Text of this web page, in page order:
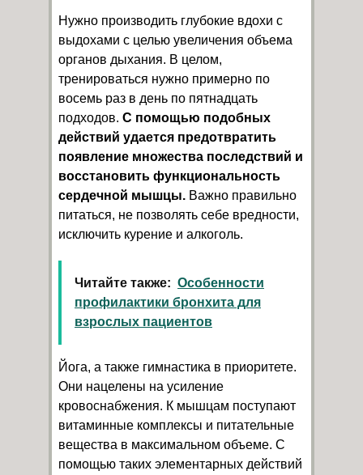
Нужно производить глубокие вдохи с
выдохами с целью увеличения объема
органов дыхания. В целом,
тренироваться нужно примерно по
восемь раз в день по пятнадцать
подходов. С помощью подобных
действий удается предотвратить
появление множества последствий и
восстановить функциональность
сердечной мышцы. Важно правильно
питаться, не позволять себе вредности,
исключить курение и алкоголь.
Читайте также: Особенности
профилактики бронхита для
взрослых пациентов
Йога, а также гимнастика в приоритете.
Они нацелены на усиление
кровоснабжения. К мышцам поступают
витаминные комплексы и питательные
вещества в максимальном объеме. С
помощью таких элементарных действий